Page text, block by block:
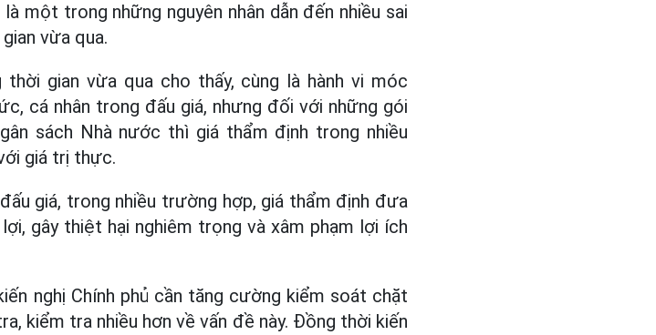
một trong những nguyên nhân dẫn đến nhiều sai
vừa qua.
gian vừa qua cho thấy, cùng là hành vi móc
cá nhân trong đấu giá, nhưng đối với những gói
sách Nhà nước thì giá thẩm định trong nhiều
giá trị thực.
giá, trong nhiều trường hợp, giá thẩm định đưa
gây thiệt hại nghiêm trọng và xâm phạm lợi ích
nghị Chính phủ cần tăng cường kiểm soát chặt
kiểm tra nhiều hơn về vấn đề này. Đồng thời kiến